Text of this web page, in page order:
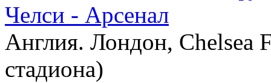
Челси - Арсенал
Англия. Лондон, Chelsea
стадиона)